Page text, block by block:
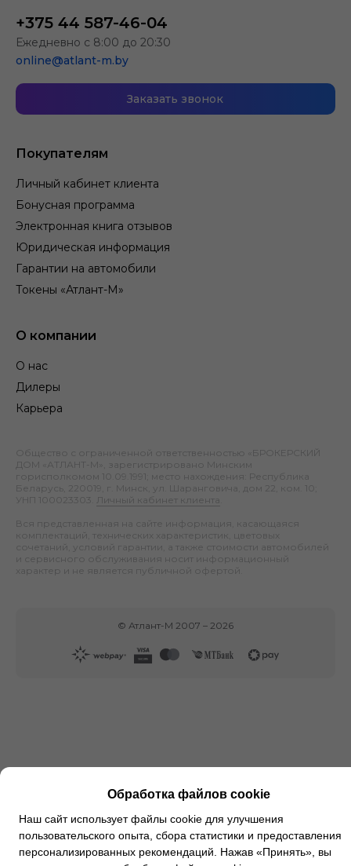
Покупателям
Личный кабинет клиента
Бонусная программа
Электронная книга отзывов
Юридическая информация
Гарантии на автомобили
Токены «Атлант-М»
О компании
О нас
Дилеры
Карьера
+375 44 587-46-04
Ежедневно с 8:00 до 20:30
online@atlant-m.by
Заказать звонок
Общество с ограниченной ответственностью «БРОКЕРСКИЙ
ДОМ «АТЛАНТ-М», зарегистрировано Минским
горисполкомом 10.09.1991; место нахождения: Республика
Беларусь, 220019, г. Минск, ул. Шаранговича, дом 22, ком. 10;
УНП 100023303.
Личный кабинет клиента
Вся представленная на сайте информация, касающаяся
комплектаций, технических характеристик, цветовых
сочетаний, условий гарантии, а также стоимости автомобилей
и сервисного обслуживания носит информационный
характер и не является публичной офертой.
© Атлант-М 2007 – 2026
Обработка файлов cookie
Наш сайт использует файлы cookie для улучшения
пользовательского опыта, сбора статистики и предоставления
персонализированных рекомендаций. Нажав «Принять», вы